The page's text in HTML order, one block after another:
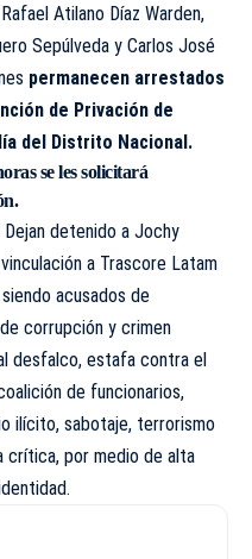
Atilano Díaz Warden,
Sepúlveda y Carlos José
permanecen arrestados
de Privación de
del Distrito Nacional.
se les solicitará
.
Dejan detenido a Jochy
a Trascore Latam
acusados de
corrupción y crimen
desfalco, estafa contra el
de funcionarios,
ilícito, sabotaje, terrorismo
por medio de alta